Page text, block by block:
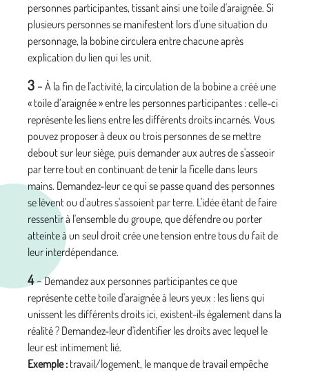
personnes participantes, tissant ainsi une toile d'araignée. Si
plusieurs personnes se manifestent lors d'une situation du
personnage, la bobine circulera entre chacune après
explication du lien qui les unit.
3- À la fin de l'activité, la circulation de la bobine a créé une
« toile d’araignée » entre les personnes participantes : celle-ci
représente les liens entre les différents droits incarnés. Vous
pouvez proposer à deux ou trois personnes de se mettre
debout sur leur siège, puis demander aux autres de s'asseoir
par terre tout en continuant de tenir la ficelle dans leurs
mains. Demandez-leur ce qui se passe quand des personnes
se lèvent ou d'autres s'assoient par terre. L'idée étant de faire
ressentir à l'ensemble du groupe, que défendre ou porter
atteinte à un seul droit crée une tension entre tous du fait de
leur interdépendance.
4-Demandez aux personnes participantes ce que
représente cette toile d'araignée à leurs yeux : les liens qui
unissent les différents droits ici, existent-ils également dans la
réalité ? Demandez-leur d'identifier les droits avec lequel le
leur est intimement lié.
Exemple : travail/logement, le manque de travail empêche